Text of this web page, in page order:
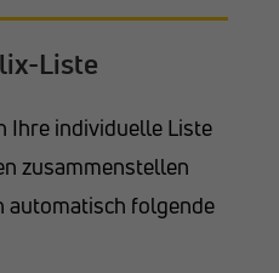
Liste
Ihre individuelle Liste
zusammenstellen
automatisch folgende